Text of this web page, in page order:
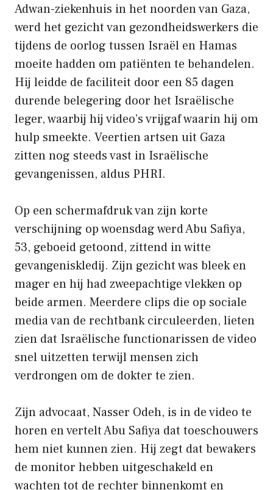
Adwan-ziekenhuis in het noorden van Gaza,
werd het gezicht van gezondheidswerkers die
tijdens de oorlog tussen Israël en Hamas
moeite hadden om patiënten te behandelen.
Hij leidde de faciliteit door een 85 dagen
durende belegering door het Israëlische
leger, waarbij hij video’s vrijgaf waarin hij om
hulp smeekte. Veertien artsen uit Gaza
zitten nog steeds vast in Israëlische
gevangenissen, aldus PHRI.
Op een schermafdruk van zijn korte
verschijning op woensdag werd Abu Safiya,
53, geboeid getoond, zittend in witte
gevangeniskledij. Zijn gezicht was bleek en
mager en hij had zweepachtige vlekken op
beide armen. Meerdere clips die op sociale
media van de rechtbank circuleerden, lieten
zien dat Israëlische functionarissen de video
snel uitzetten terwijl mensen zich
verdrongen om de dokter te zien.
Zijn advocaat, Nasser Odeh, is in de video te
horen en vertelt Abu Safiya dat toeschouwers
hem niet kunnen zien. Hij zegt dat bewakers
de monitor hebben uitgeschakeld en
wachten tot de rechter binnenkomt en